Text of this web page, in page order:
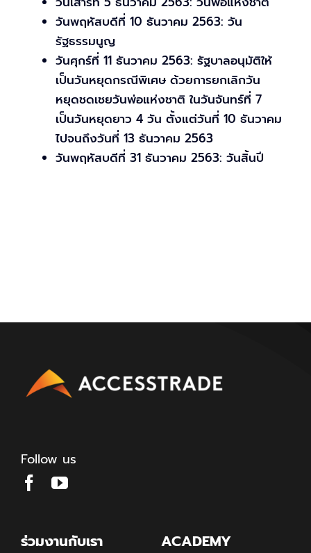
วันพฤหัสบดีที่ 10 ธันวาคม 2563: วัน
รัฐธรรมนูญ
วันศุกร์ที่ 11 ธันวาคม 2563: รัฐบาลอนุมัติให้
เป็นวันหยุดกรณีพิเศษ ด้วยการยกเลิกวัน
หยุดชดเชยวันพ่อแห่งชาติ ในวันจันทร์ที่ 7
เป็นวันหยุดยาว 4 วัน ตั้งแต่วันที่ 10 ธันวาคม
ไปจนถึงวันที่ 13 ธันวาคม 2563
วันพฤหัสบดีที่ 31 ธันวาคม 2563: วันสิ้นปี
Follow us
ร่วมงานกับเรา ACADEMY